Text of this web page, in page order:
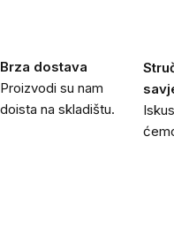
Brza dostava
Proizvodi su nam
doista na skladištu.